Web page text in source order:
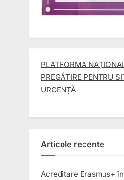
PLATFORMA
PREGĂTIRE PENTRU
URGENȚĂ
Articole recente
Acreditare Erasmus+